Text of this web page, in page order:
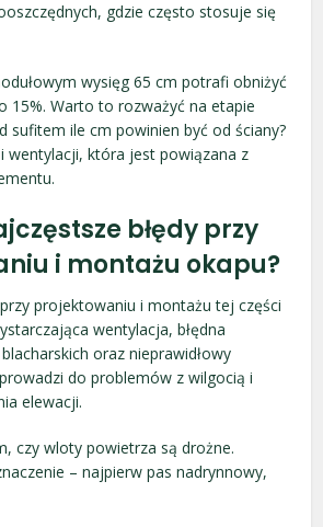
gdzie często stosuje się
wysięg 65 cm potrafi obniżyć
15%. Warto to rozważyć na etapie
sufitem ile cm powinien być od ściany?
wentylacji, która jest powiązana z
błędy przy
i montażu okapu?
projektowaniu i montażu tej części
wentylacja, błędna
oraz nieprawidłowy
do problemów z wilgocią i
elewacji.
czy wloty powietrza są drożne.
– najpierw pas nadrynnowy,